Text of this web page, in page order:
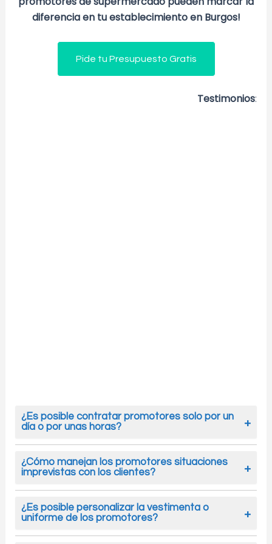
diferencia en tu establecimiento en Burgos!
Pide tu Presupuesto Gratis
Testimonios:
¿Es posible contratar promotores solo por un
día o por unas horas?
Sí, ofrecemos total flexibilidad en la
contratación de promotores en Burgos, puedes
contratar nuestros promotores por horas,
media jornada o jornada completa,
adaptándonos a las necesidades específicas
de tu campaña o producto.
¿Cómo manejan los promotores situaciones
imprevistas con los clientes?
En caso de incidencias como falta de stock,
colas largas o consultas difíciles, nuestros
promotores en Burgos actúan con calma y
eficacia, buscando siempre mantener una
¿Es posible personalizar la vestimenta o
uniforme de los promotores?
Sí, es posible personalizar la vestimenta o